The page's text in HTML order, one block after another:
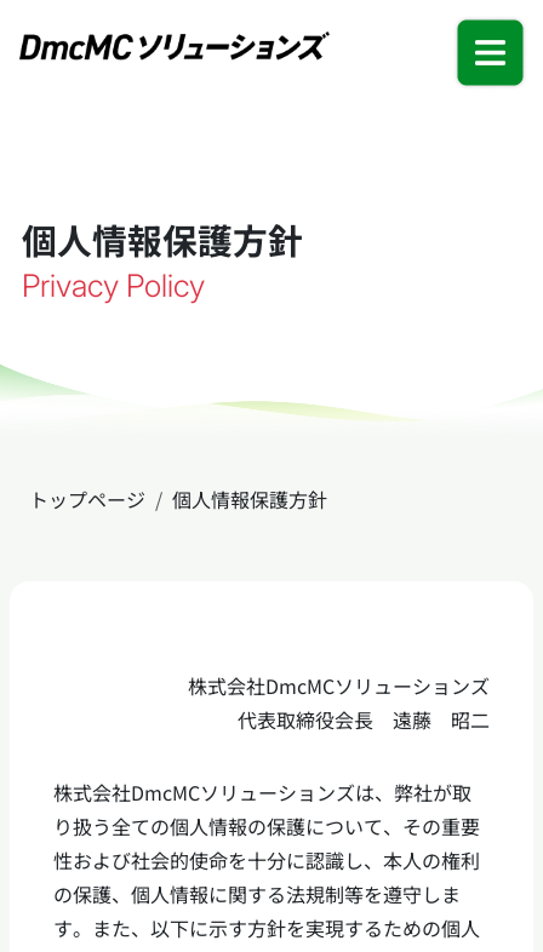
個人情報保護方針
Privacy Policy
トップページ 個人情報保護方針
株式会社DmcMCソリューションズ
代表取締役会長 遠藤 昭二
株式会社DmcMCソリューションズは、弊社が取
り扱う全ての個人情報の保護について、その重要
性および社会的使命を十分に認識し、本人の権利
の保護、個人情報に関する法規制等を遵守しま
す。また、以下に示す方針を実現するための個人